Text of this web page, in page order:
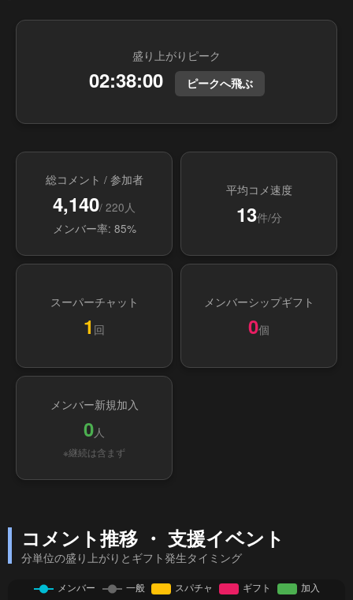
盛り上がりピーク
02:38:00 ピークへ飛ぶ
総コメント / 参加者
4,140/ 220人
メンバー率: 85%
平均コメ速度
13件/分
スーパーチャット
1 回
メンバーシップギフト
0個
メンバー新規加入
0人
※継続は含まず
コメント推移 ・ 支援イベント
分単位の盛り上がりとギフト発生タイミング